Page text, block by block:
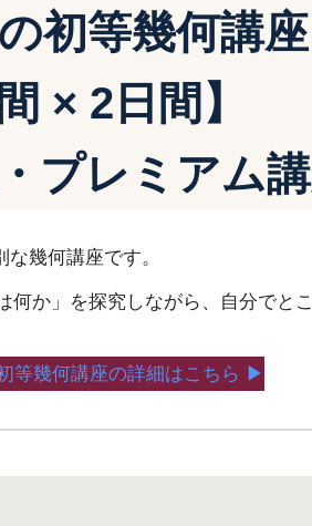
初等幾何講座
× 2日間】
プレミアム講
幾何講座です。
か」を探究しながら、自分でと
等幾何講座の詳細はこちら ▶